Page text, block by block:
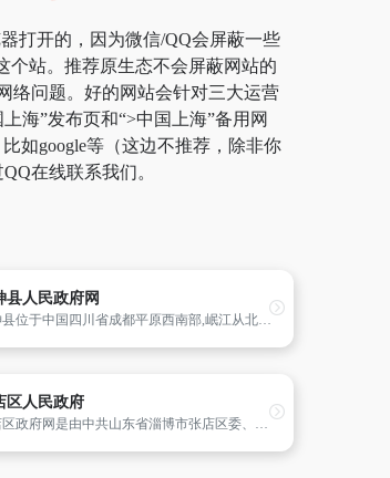
打开的，因为微信/QQ会屏蔽一些
个站。推荐原生态不会屏蔽网站的
络问题。好的网站会针对三大运营
海”发布页和“>中国上海”备用网
如google等（这边不推荐，除非你
在线联系我们。
县人民政府网
青神县位于中国四川省成都平原西南部,岷江从北至南纵贯青神全境流境内40多公里,北接眉山,南邻乐山,西望峨眉,地理位置优越。现辖南城镇,青城镇,河坝子镇,高台乡,汉阳镇,罗波乡,瑞峰镇,西龙镇,黑龙镇,白果乡三乡七镇！有东坡初恋地,中国竹编艺术之乡,中国椪柑之乡,之美誉。有甘家沟椪香园、江湾神木
区人民政府
张店区政府网是由中共山东省淄博市张店区委、张店区人民政府主办,区委宣传部、区新闻中心承办的综合性门户网站,也是区委、区政府在国际互联网上信息发布的第一平台和公众了解张店发展的开放平台,以及市民企业办事服务平台和政民互动交流平台。